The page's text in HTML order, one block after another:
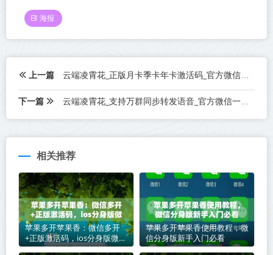
海报
上一篇 云端凌霄花_正版月卡季卡年卡激活码_官方微信一键转发
下一篇 云端凌霄花_支持万群同步转发语音_官方微信一键转发
相关推荐
苹果多开苹果香：微信多开
+正版激活码，ios分身版微信
首选
苹果多开苹果香使用教程，微
信分身版新手入门必看